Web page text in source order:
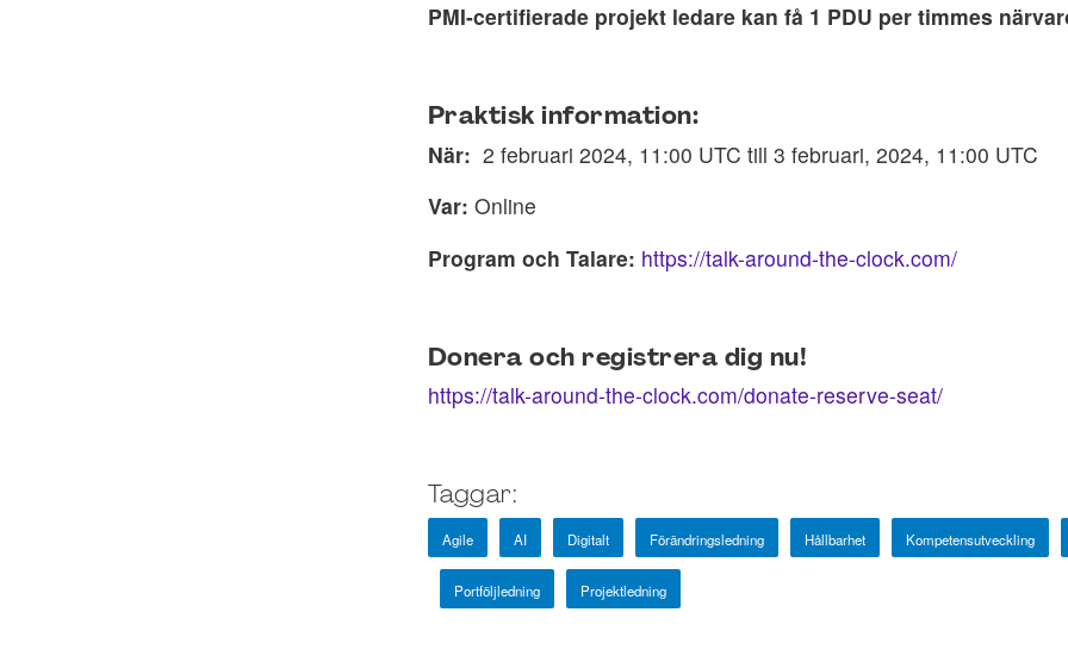
PMI-certifierade projekt ledare kan få 1 PDU per timmes
Praktisk information:
När: 2 februari 2024, 11:00 UTC till 3 februari, 2024, 11:00 UTC
Var: Online
Program och Talare: https://talk-around-the-clock.com/
Donera och registrera dig nu!
https://talk-around-the-clock.com/donate-reserve-seat/
Taggar:
Agile AI Digitalt Förändringsledning Hållbarhet Kompetensutveckling
Portföljledning Projektledning